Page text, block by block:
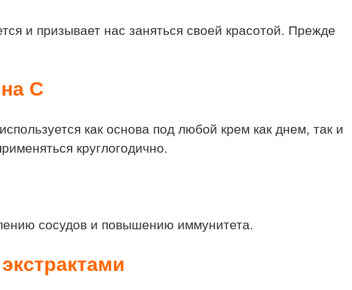
и призывает нас заняться своей красотой. Прежде
С
как основа под любой крем как днем, так и
круглогодично.
сосудов и повышению иммунитета.